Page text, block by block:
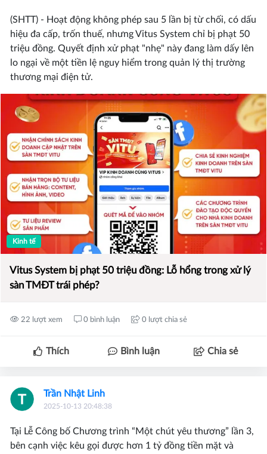
(SHTT) - Hoạt động không phép sau 5 lần bị từ chối, có dấu
hiệu đa cấp, trốn thuế, nhưng Vitus System chỉ bị phạt 50
triệu đồng. Quyết định xử phạt "nhẹ" này đang làm dấy lên
lo ngại về một tiền lệ nguy hiểm trong quản lý thị trường
thương mại điện tử.
Kinh tế
Vitus System bị phạt 50 triệu đồng: Lỗ hổng trong xử lý
sàn TMĐT trái phép?
22 lượt xem 0 bình luận 0 lượt chia sẻ
Thích Bình luận Chia sẻ
Trần Nhật Linh
2025-10-13 20:48:38
Tại Lễ Công bố Chương trình “Một chút yêu thương” lần 3,
bên cạnh việc kêu gọi được hơn 1 tỷ đồng tiền mặt và